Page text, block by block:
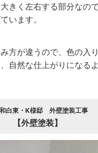
きく左右する部分なの
います。
方が違うので、色の入
自然な仕上がりになる
白東・K様邸 外壁塗装工事
【外壁塗装】